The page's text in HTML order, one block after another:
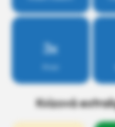
3x
Kvízová